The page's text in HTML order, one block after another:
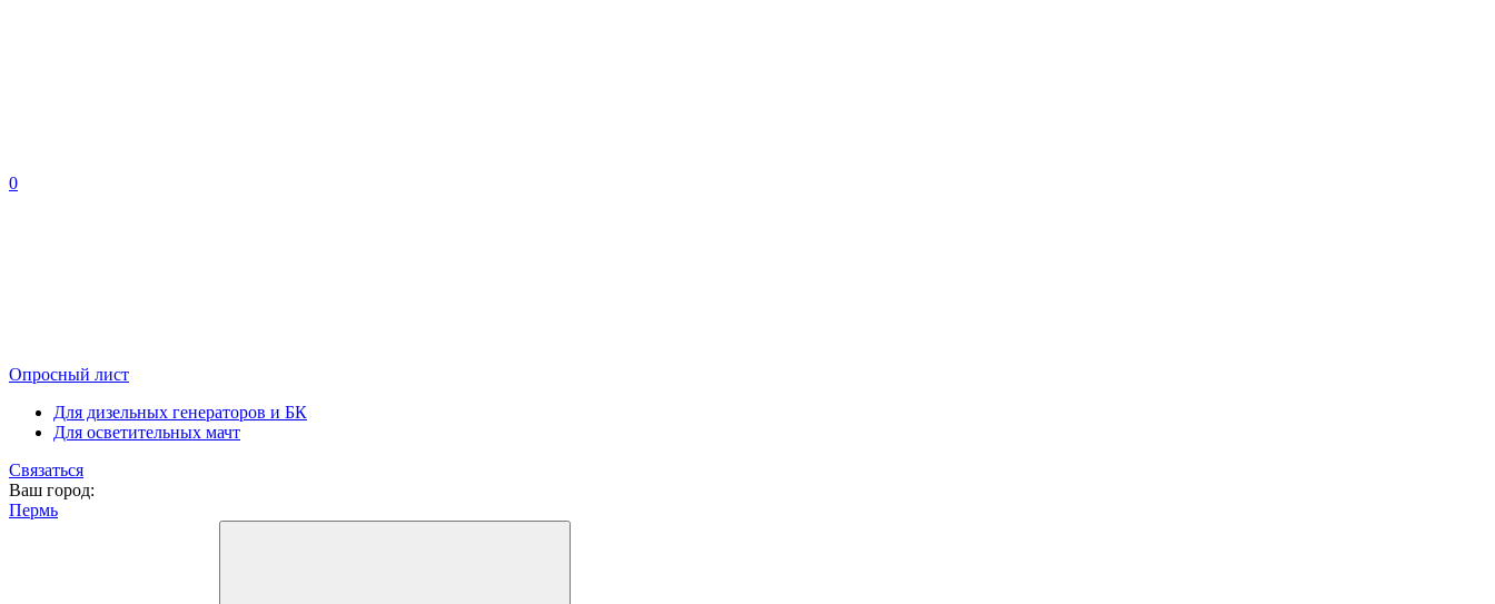
0
Опросный лист
Для дизельных генераторов и БК
Для осветительных мачт
Связаться
Ваш город:
Пермь